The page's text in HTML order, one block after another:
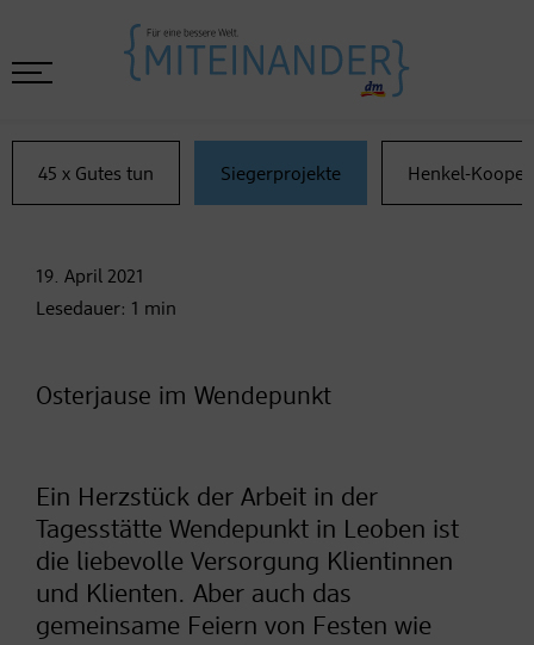
45 x Gutes tun Siegerprojekte Henkel-
19. April 2021
Lesedauer: 1 min
Osterjause im Wendepunkt
Ein Herzstück der Arbeit in der
Tagesstätte Wendepunkt in Leoben ist
die liebevolle Versorgung Klientinnen
und Klienten. Aber auch das
gemeinsame Feiern von Festen wie